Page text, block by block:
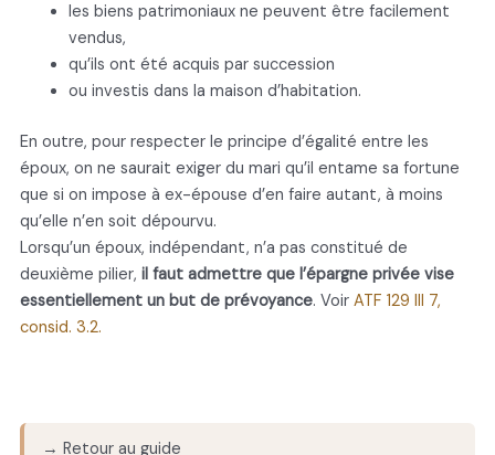
les biens patrimoniaux ne peuvent être facilement
vendus,
qu’ils ont été acquis par succession
ou investis dans la maison d’habitation.
En outre, pour respecter le principe d’égalité entre les
époux, on ne saurait exiger du mari qu’il entame sa fortune
que si on impose à ex-épouse d’en faire autant, à moins
qu’elle n’en soit dépourvu.
Lorsqu’un époux, indépendant, n’a pas constitué de
deuxième pilier, il faut admettre que l’épargne privée vise
essentiellement un but de prévoyance. Voir ATF 129 III 7,
consid. 3.2.
→ Retour au guide